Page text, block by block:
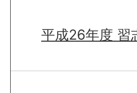
平成26年度 習